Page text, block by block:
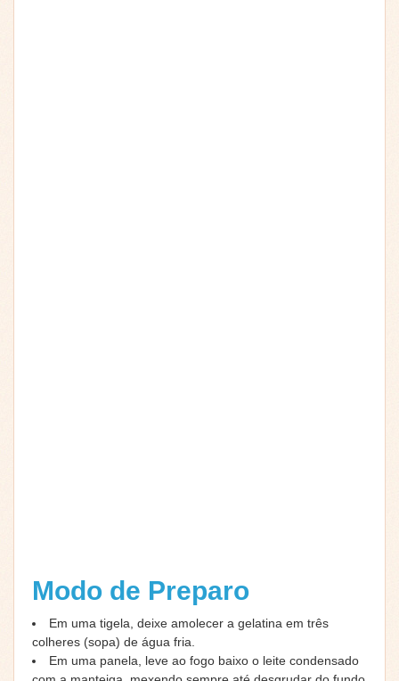
Modo de Preparo
Em uma tigela, deixe amolecer a gelatina em três
colheres (sopa) de água fria.
Em uma panela, leve ao fogo baixo o leite condensado